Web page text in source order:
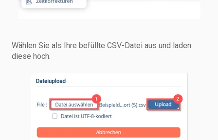
Wählen Sie als Ihre befüllte CSV-Datei aus und laden
diese hoch.